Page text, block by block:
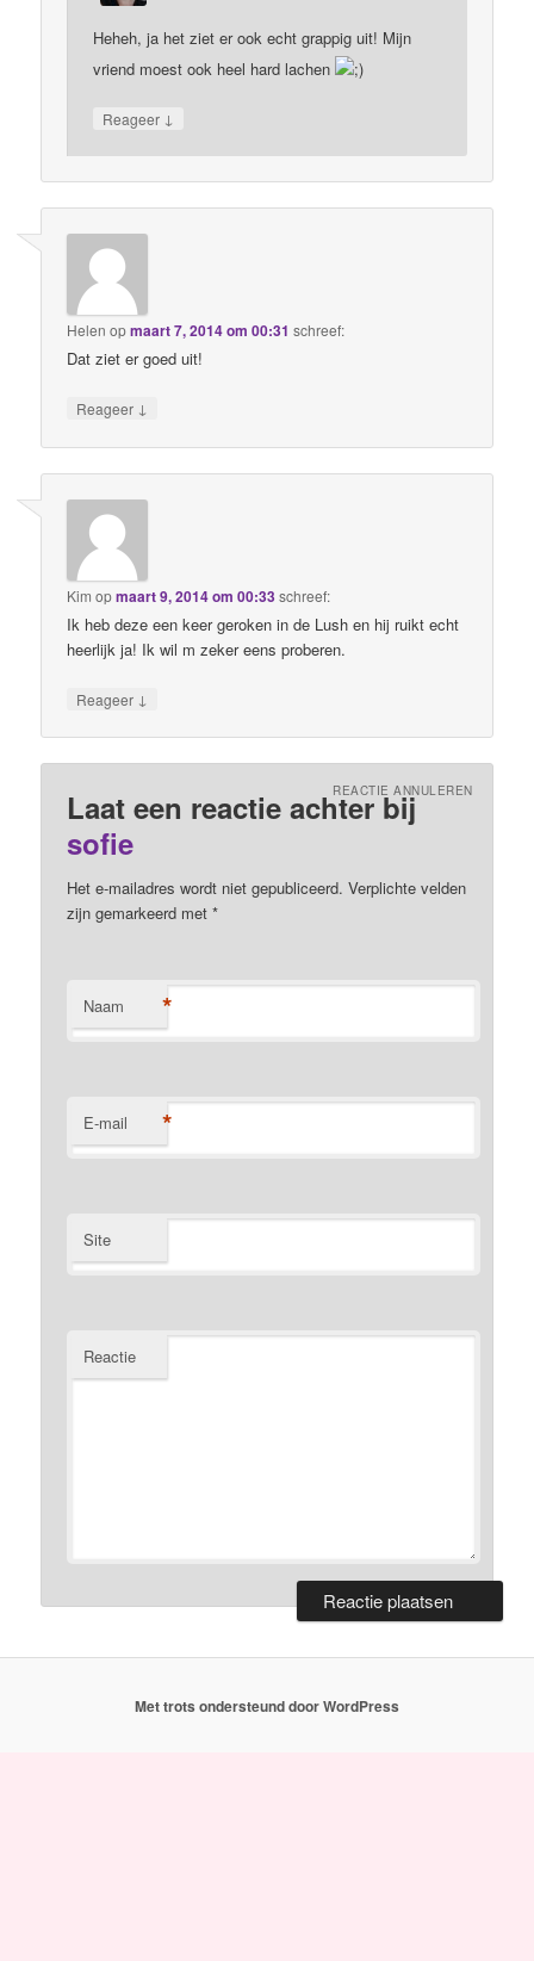
Heheh, ja het ziet er ook echt grappig uit! Mijn
vriend moest ook heel hard lachen
Reageer ↓
Helen opmaart 7, 2014 om 00:31 schreef:
Dat ziet er goed uit!
Reageer ↓
Kim opmaart 9, 2014 om 00:33schreef:
Ik heb deze een keer geroken in de Lush en hij ruikt echt
heerlijk ja! Ik wil m zeker eens proberen.
Reageer ↓
Laat een reactie achter bij
sofie
REACTIE ANNULEREN
Het e-mailadres wordt niet gepubliceerd. Verplichte velden
zijn gemarkeerd met*
Naam *
E-mail *
Site
Reactie
Met trots ondersteund door WordPress